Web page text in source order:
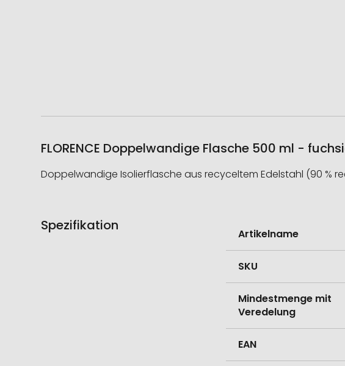
FLORENCE Doppelwandige Flasche 500 ml -
Doppelwandige Isolierflasche aus recyceltem Edelstahl (90 %
Spezifikation
Informationen
Artikelname
SKU
Mindestmenge mit
Veredelung
EAN